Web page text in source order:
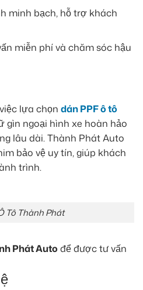
minh bạch, hỗ trợ khách
miễn phí và chăm sóc hậu
lựa chọn dán PPF ô tô
gìn ngoại hình xe hoàn hảo
lâu dài. Thành Phát Auto
bảo vệ uy tín, giúp khách
trình.
Tô Thành Phát
Phát Auto để được tư vấn